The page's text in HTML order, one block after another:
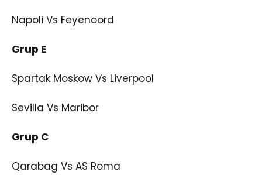
Napoli Vs Feyenoord
Grup E
Spartak Moskow Vs Liverpool
Sevilla Vs Maribor
Grup C
Qarabag Vs AS Roma